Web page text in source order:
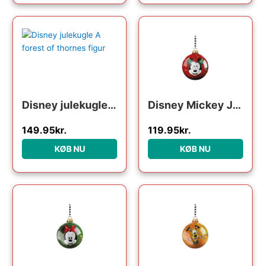
Disney julekugle A forest of thornes figur
149.95kr.
KØB NU
Disney Mickey Julekugle
119.95kr.
KØB NU